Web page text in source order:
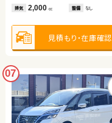
排気 2,000 cc 整備 なし
見積もり・在庫確認
07